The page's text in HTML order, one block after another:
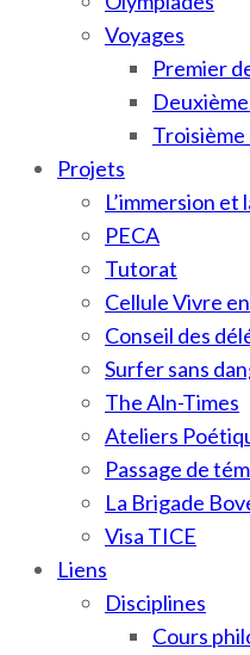
Voyages
Premier
Projets
L’immersion
PECA
Tutorat
Cellule Vivre
Conseil des
Surfer sans
The Aln-Times
Ateliers
Passage de
La Brigade
Visa TICE
Liens
Disciplines
Cours